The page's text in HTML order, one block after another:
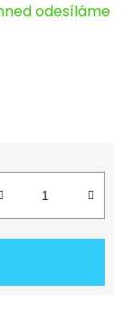
odesíláme